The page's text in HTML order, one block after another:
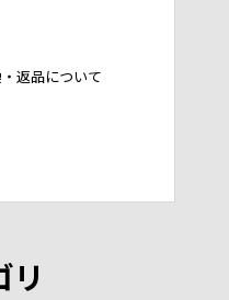
返品について
リ